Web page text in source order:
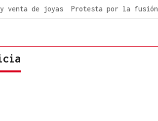
y venta de joyas Protesta por la fusión